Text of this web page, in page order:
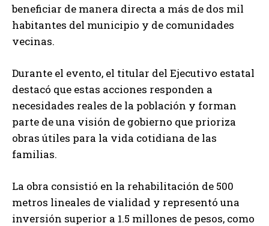
beneficiar de manera directa a más de dos mil
habitantes del municipio y de comunidades
vecinas.
Durante el evento, el titular del Ejecutivo estatal
destacó que estas acciones responden a
necesidades reales de la población y forman
parte de una visión de gobierno que prioriza
obras útiles para la vida cotidiana de las
familias.
La obra consistió en la rehabilitación de 500
metros lineales de vialidad y representó una
inversión superior a 1.5 millones de pesos, como